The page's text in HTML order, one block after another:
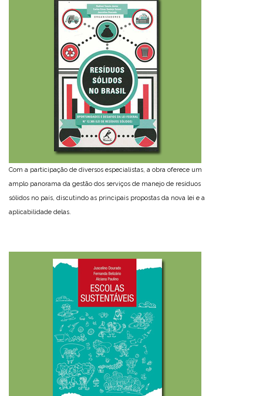
Com a participação de diversos especialistas, a obra oferece um
amplo panorama da gestão dos serviços de manejo de resíduos
sólidos no país, discutindo as principais propostas da nova lei e a
aplicabilidade delas.